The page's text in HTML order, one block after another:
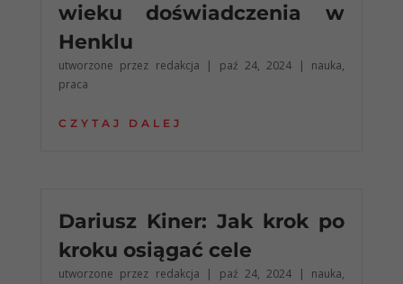
wieku doświadczenia w
Henklu
utworzone przez redakcja | paź 24, 2024 | nauka,
praca
CZYTAJ DALEJ
Dariusz Kiner: Jak krok po
kroku osiągać cele
utworzone przez redakcja | paź 24, 2024 | nauka,